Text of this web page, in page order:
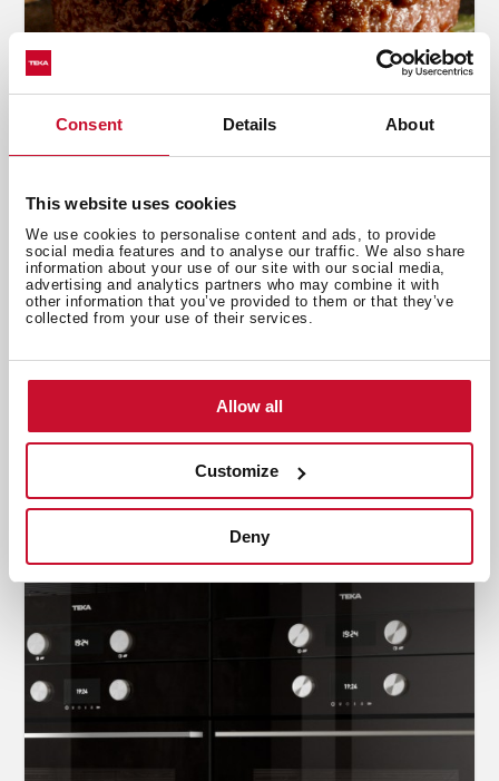
Consent Details About
This website uses cookies
We use cookies to personalise content and ads, to provide
social media features and to analyse our traffic. We also share
information about your use of our site with our social media,
advertising and analytics partners who may combine it with
other information that you’ve provided to them or that they’ve
collected from your use of their services.
Allow all
Customize
Deny
Έμπνευση,Συμβουλές,Μαγείρεμα
Ζουμερό κρέας στο φούρνο; Μάθετε τα
μυστικά του!
Ιούν 9, 2022